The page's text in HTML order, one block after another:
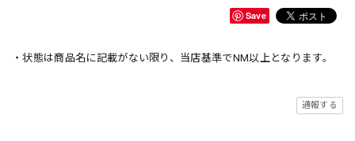
Save
・状態は商品名に記載がない限り、当店基準でNM以上となります。
通報する